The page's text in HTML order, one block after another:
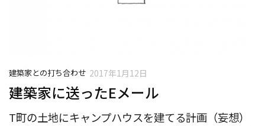
建築家との打ち合わせ 2017年1月12日
建築家に送ったEメール
T町の土地にキャンプハウスを建てる計画（妄想）